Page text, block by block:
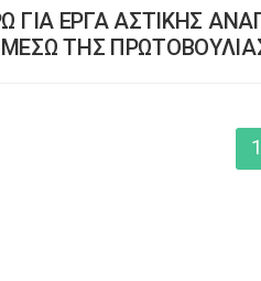
ΓΙΑ ΕΡΓΑ ΑΣΤΙΚΗΣ
ΤΗΣ
1